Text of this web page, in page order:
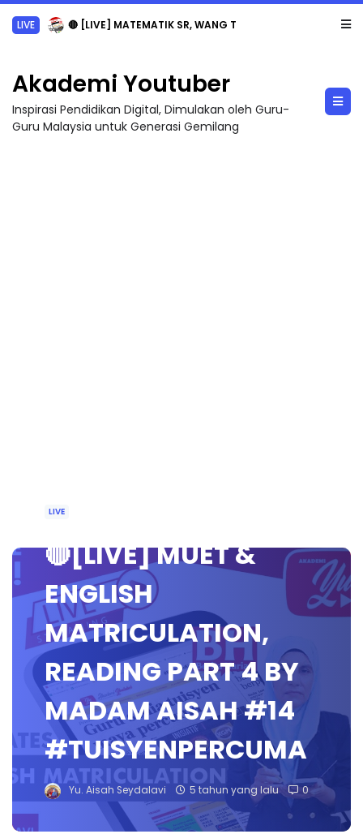
LIVE 🔴 [LIVE] MATEMATIK SR, WANG TAHUN 6 OLEH CIKGU ANITA #ALLINONE #141 #...
Akademi Youtuber
Inspirasi Pendidikan Digital, Dimulakan oleh Guru-
Guru Malaysia untuk Generasi Gemilang
LIVE
🔴[LIVE] MUET &
ENGLISH
MATRICULATION,
READING PART 4 BY
MADAM AISAH #14
#TUISYENPERCUMA
Yu. Aisah Seydalavi 5 tahun yang lalu 0